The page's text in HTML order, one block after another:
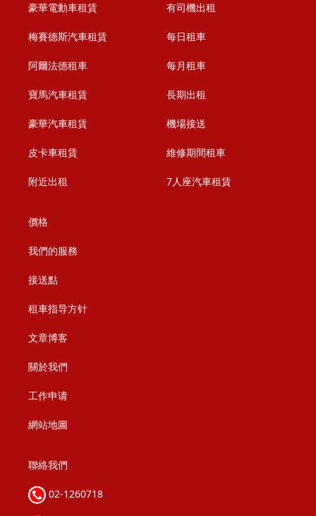
豪華電動車租賃
梅賽德斯汽車租賃
阿爾法德租車
寶馬汽車租賃
豪華汽車租賃
皮卡車租賃
附近出租
有司機出租
每日租車
每月租車
長期出租
機場接送
維修期間租車
7人座汽車租賃
價格
我們的服務
接送點
租車指导方针
文章博客
關於我們
工作申请
網站地圖
聯絡我們
02-1260718